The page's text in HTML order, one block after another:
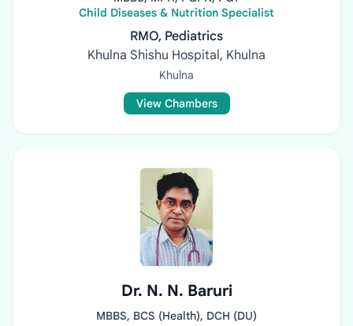
Child Diseases & Nutrition Specialist
RMO, Pediatrics
Khulna Shishu Hospital, Khulna
Khulna
View Chambers
Dr. N. N. Baruri
MBBS, BCS (Health), DCH (DU)